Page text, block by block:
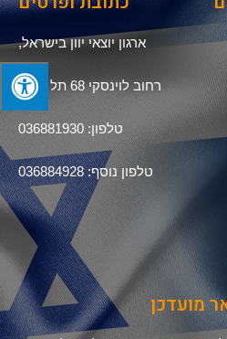
ארגון יוצאי יוון בישראל,
רחוב לוינסקי 68 תל אביב
טלפון: 036881930
טלפון נוסף: 036884928
מועדכן